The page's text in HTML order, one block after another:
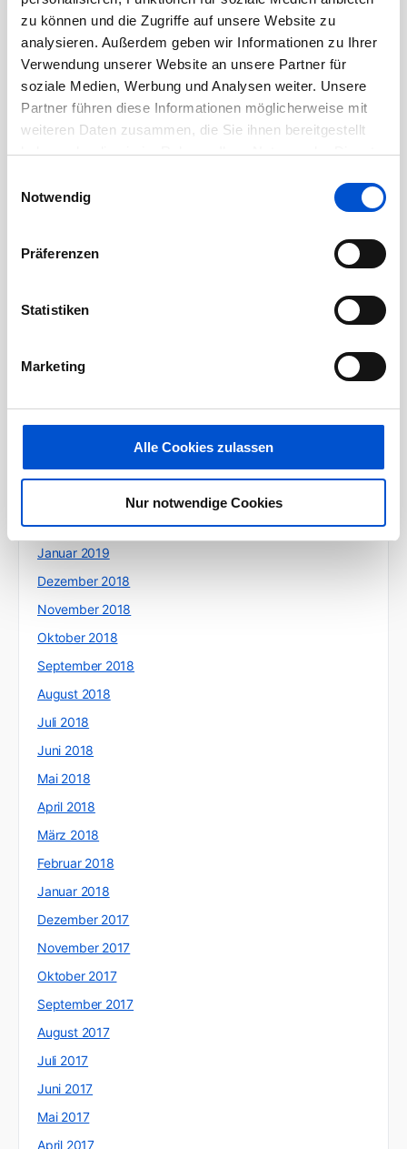
zu können und die Zugriffe auf unsere Website zu
analysieren. Außerdem geben wir Informationen zu Ihrer
Verwendung unserer Website an unsere Partner für
soziale Medien, Werbung und Analysen weiter. Unsere
Partner führen diese Informationen möglicherweise mit
weiteren Daten zusammen, die Sie ihnen bereitgestellt
haben oder die sie im Rahmen Ihrer Nutzung der Dienste
Notwendig
Präferenzen
Statistiken
Marketing
Alle Cookies zulassen
Nur notwendige Cookies
August 2020
Juli 2020
Juni 2020
Mai 2020
April 2020
März 2020
Juni 2019
April 2019
Februar 2019
Januar 2019
Dezember 2018
November 2018
Oktober 2018
September 2018
August 2018
Juli 2018
Juni 2018
Mai 2018
April 2018
März 2018
Februar 2018
Januar 2018
Dezember 2017
November 2017
Oktober 2017
September 2017
August 2017
Juli 2017
Juni 2017
Mai 2017
April 2017